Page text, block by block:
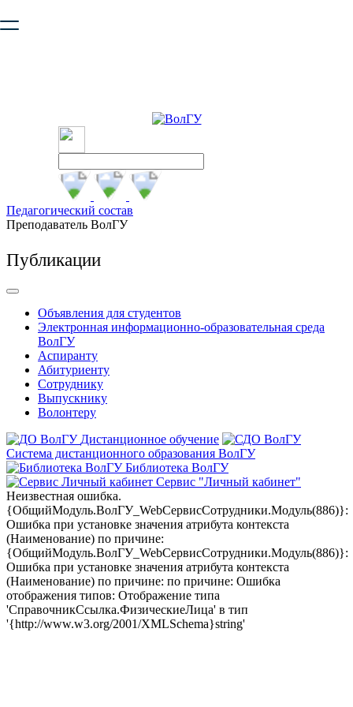
безопасную работу с сайтом. Пожалуйста
Педагогический состав
Преподаватель ВолГУ
Публикации
Объявления для студентов
Электронная информационно-образовательная среда
ВолГУ
Аспиранту
Абитуриенту
Сотруднику
Выпускнику
Волонтеру
Дистанционное обучение
Система дистанционного образования ВолГУ
Библиотека ВолГУ
Сервис "Личный кабинет"
Неизвестная ошибка.
{ОбщийМодуль.ВолГУ_WebСервисСотрудники.Модуль(886)}:
Ошибка при установке значения атрибута контекста
(Наименование) по причине:
{ОбщийМодуль.ВолГУ_WebСервисСотрудники.Модуль(886)}:
Ошибка при установке значения атрибута контекста
(Наименование) по причине: по причине: Ошибка
отображения типов: Отображение типа
'СправочникСсылка.ФизическиеЛица' в тип
'{http://www.w3.org/2001/XMLSchema}string'